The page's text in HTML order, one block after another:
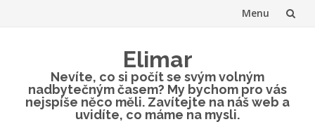
Menu
obsah
Elimar
Nevíte, co si počít se svým volným
nadbytečným časem? My bychom pro vás
nejspíše něco měli. Zavítejte na náš web a
uvidíte, co máme na mysli.